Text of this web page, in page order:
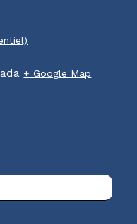
+ Google Map